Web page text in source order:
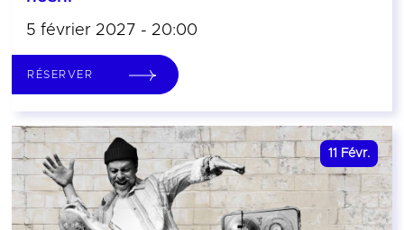
5 février 2027 - 20:00
RÉSERVER
11 Févr.